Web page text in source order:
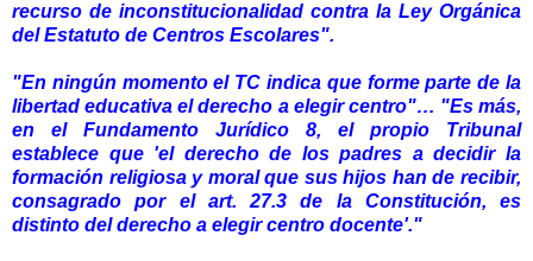
recurso de inconstitucionalidad contra la Ley Orgánica
del Estatuto de Centros Escolares".
"En ningún momento el TC indica que forme parte de la
libertad educativa el derecho a elegir centro"… "Es más,
en el Fundamento Jurídico 8, el propio Tribunal
establece que 'el derecho de los padres a decidir la
formación religiosa y moral que sus hijos han de recibir,
consagrado por el art. 27.3 de la Constitución, es
distinto del derecho a elegir centro docente'."